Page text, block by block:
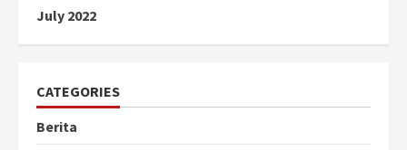
July 2022
CATEGORIES
Berita